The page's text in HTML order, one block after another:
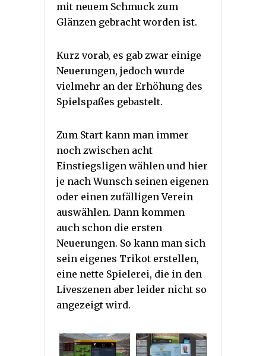
mit neuem Schmuck zum
Glänzen gebracht worden ist.
Kurz vorab, es gab zwar einige
Neuerungen, jedoch wurde
vielmehr an der Erhöhung des
Spielspaßes gebastelt.
Zum Start kann man immer
noch zwischen acht
Einstiegsligen wählen und hier
je nach Wunsch seinen eigenen
oder einen zufälligen Verein
auswählen. Dann kommen
auch schon die ersten
Neuerungen. So kann man sich
sein eigenes Trikot erstellen,
eine nette Spielerei, die in den
Liveszenen aber leider nicht so
angezeigt wird.